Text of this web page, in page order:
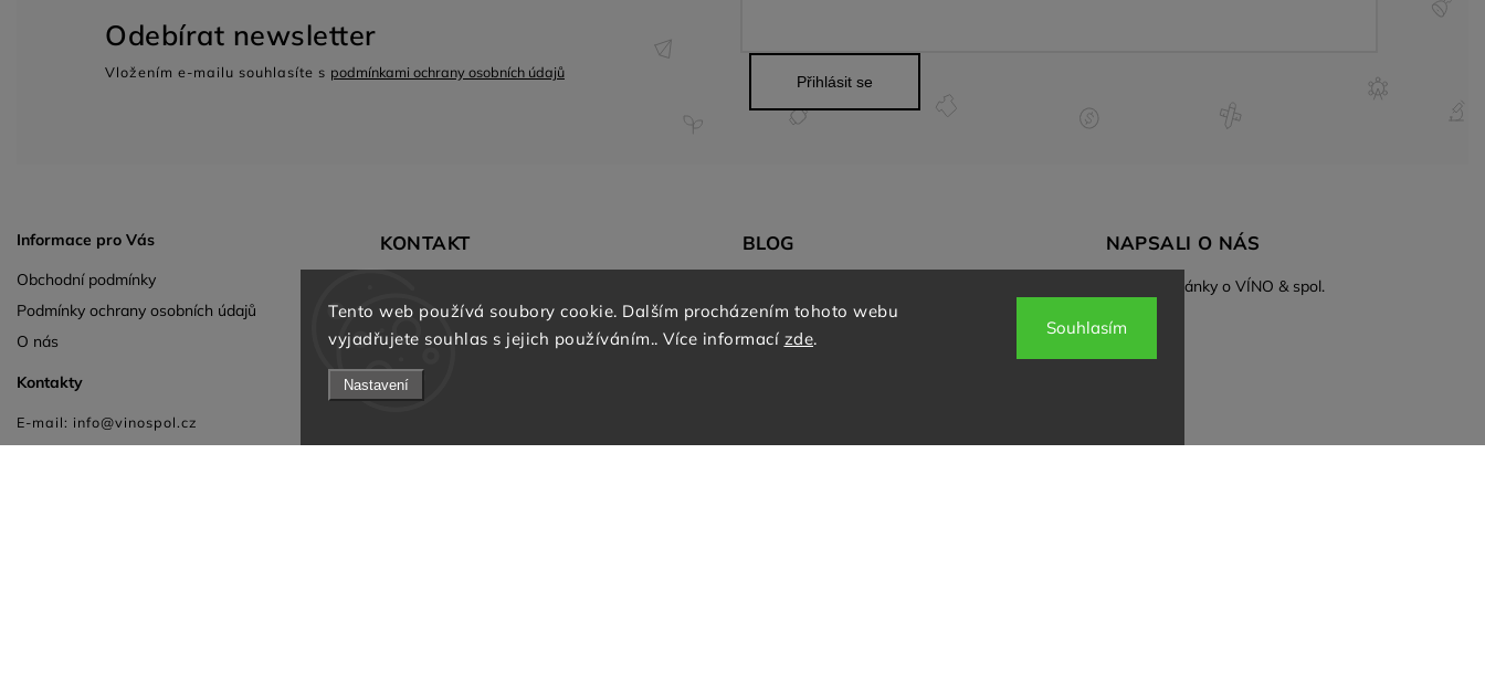
Tento web používá soubory cookie. Dalším procházením tohoto webu
vyjadřujete souhlas s jejich používáním.. Více informací zde.
Nastavení
Souhlasím
Odebírat newsletter
Vložením e-mailu souhlasíte s podmínkami ochrany osobních údajů
Přihlásit se
Informace pro Vás
Obchodní podmínky
Podmínky ochrany osobních údajů
O nás
Kontakty
E-mail: info@vinospol.cz
KONTAKT
info@vinospol.cz
+420 224 322 349
+420 777 730 474
Instagram
BLOG
VÍNO & spol. partnery Rakouského plesu
Tipy na zimní vína
NAPSALI O NÁS
Zmínky a články o VÍNO & spol.